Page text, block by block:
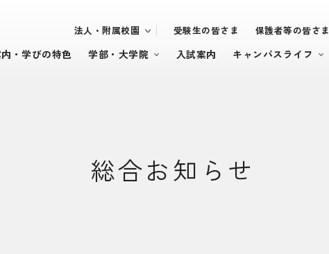
法人・附属校園 受験生の皆さま 保護者等の皆さま
・学びの特色 学部・大学院 入試案内 キャンパスライフ
総合お知らせ